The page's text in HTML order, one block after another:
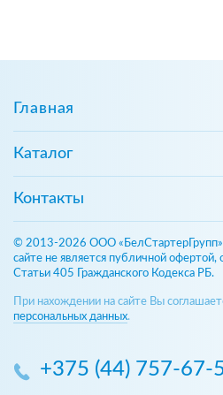
Главная
Каталог
Контакты
© 2013-2026 ООО
сайте не является публичной
Статьи 405 Гражданского Кодекса РБ.
При нахождении на сайте Вы
персональных данных.
+375 (44) 757-67-